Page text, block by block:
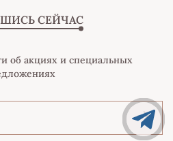
СЕЙЧАС
об акциях и специальных